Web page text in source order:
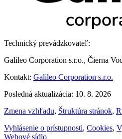
Technický prevádzkovateľ:
Galileo Corporation s.r.o., Čierna
Kontakt: Galileo Corporation s.r.o.
Posledná aktualizácia: 10. 8. 2026
Zmena vzhľadu, Štruktúra stránok,
Vyhlásenie o prístupnosti, Cookies,
Webové sídlo